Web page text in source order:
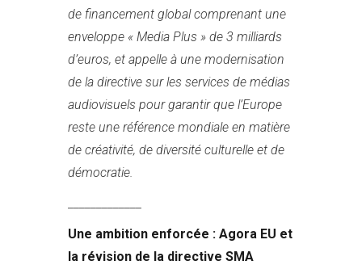
de financement global comprenant une
enveloppe « Media Plus » de 3 milliards
d’euros, et appelle à une modernisation
de la directive sur les services de médias
audiovisuels pour garantir que l’Europe
reste une référence mondiale en matière
de créativité, de diversité culturelle et de
démocratie.
Une ambition enforcée : Agora EU et
la révision de la directive SMA